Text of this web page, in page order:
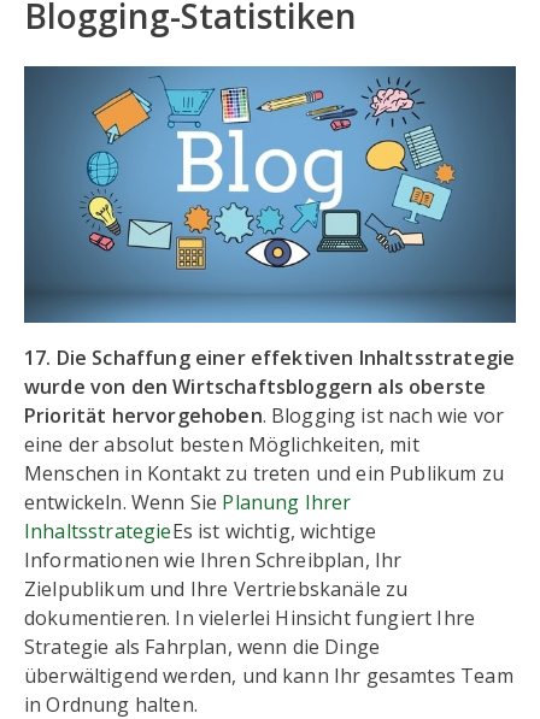
Blogging-Statistiken
17. Die Schaffung einer effektiven Inhaltsstrategie
wurde von den Wirtschaftsbloggern als oberste
Priorität hervorgehoben. Blogging ist nach wie vor
eine der absolut besten Möglichkeiten, mit
Menschen in Kontakt zu treten und ein Publikum zu
entwickeln. Wenn Sie Planung Ihrer
InhaltsstrategieEs ist wichtig, wichtige
Informationen wie Ihren Schreibplan, Ihr
Zielpublikum und Ihre Vertriebskanäle zu
dokumentieren. In vielerlei Hinsicht fungiert Ihre
Strategie als Fahrplan, wenn die Dinge
überwältigend werden, und kann Ihr gesamtes Team
in Ordnung halten.